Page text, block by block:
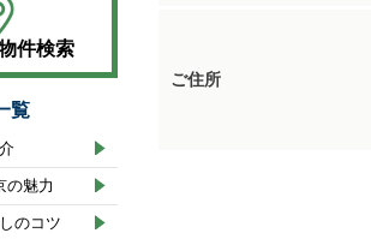
ご住所
件検索
覧
の魅力
のコツ